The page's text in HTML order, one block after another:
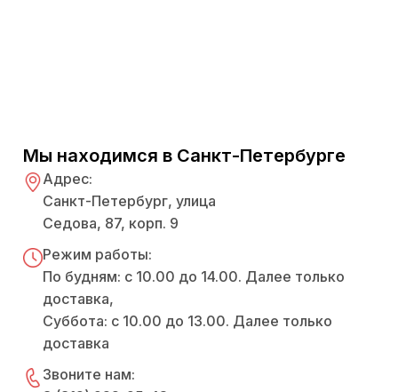
Мы находимся в Санкт-Петербурге
Адрес:
Санкт-Петербург, улица
Седова, 87, корп. 9
Режим работы:
По будням: с 10.00 до 14.00. Далее только
доставка,
Суббота: с 10.00 до 13.00. Далее только
доставка
Звоните нам: